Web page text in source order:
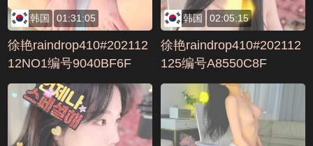
韩国 01:31:05
徐艳raindrop410#202112
12NO1编号9040BF6F
韩国 02:05:15
徐艳raindrop410#202112
125编号A8550C8F